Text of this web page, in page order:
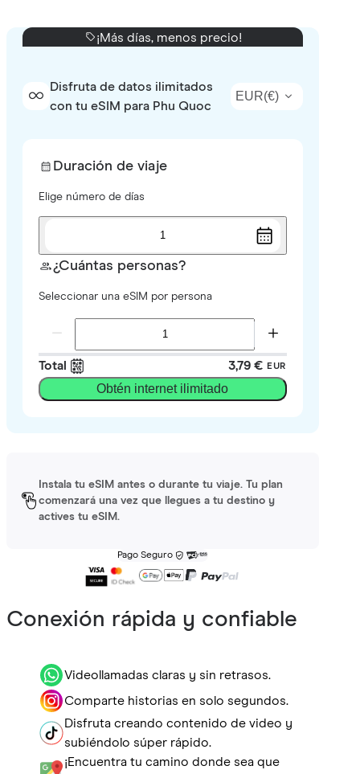
¡Más días, menos precio!
Disfruta de datos ilimitados
con tu eSIM para Phu Quoc
EUR(€)
Duración de viaje
Elige número de días
1
¿Cuántas personas?
Seleccionar una eSIM por persona
Total 3,79 € EUR
Obtén internet ilimitado
Instala tu eSIM antes o durante tu viaje. Tu plan
comenzará una vez que llegues a tu destino y
actives tu eSIM.
Pago Seguro
Conexión rápida y confiable
Videollamadas claras y sin retrasos.
Comparte historias en solo segundos.
Disfruta creando contenido de video y
subiéndolo súper rápido.
¡Encuentra tu camino donde sea que